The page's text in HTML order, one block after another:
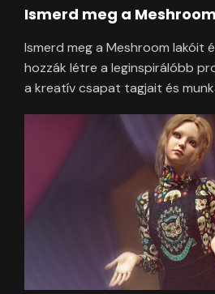
Ismerd meg a
Ismerd meg a Meshroom lakóit
hozzák létre a leginspirálóbb
a kreatív csapat tagjait és